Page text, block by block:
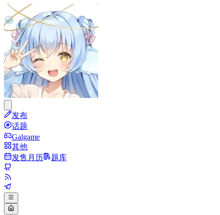
发布
话题
Galgame
其他
发售月历
题库